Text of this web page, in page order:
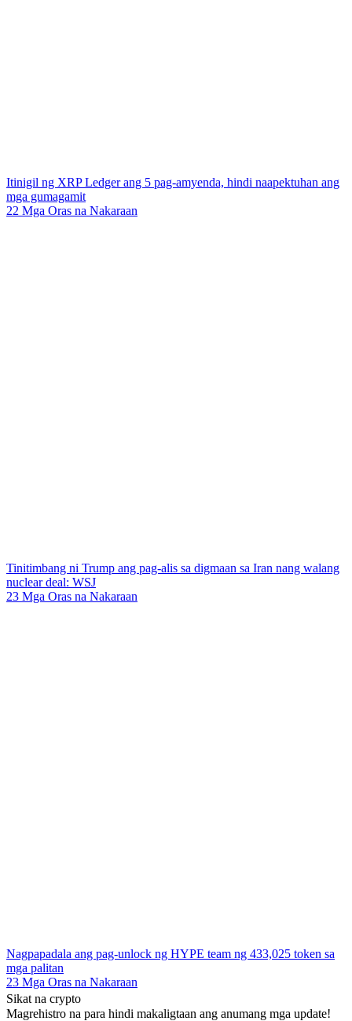
Itinigil ng XRP Ledger ang 5 pag-amyenda, hindi naapektuhan ang
mga gumagamit
22 Mga Oras na Nakaraan
Tinitimbang ni Trump ang pag-alis sa digmaan sa Iran nang walang
nuclear deal: WSJ
23 Mga Oras na Nakaraan
Nagpapadala ang pag-unlock ng HYPE team ng 433,025 token sa
mga palitan
23 Mga Oras na Nakaraan
Sikat na crypto
Magrehistro na para hindi makaligtaan ang anumang mga update!